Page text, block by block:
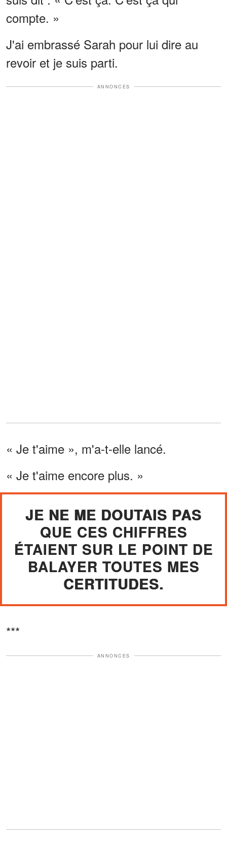
compte. »
J'ai embrassé Sarah pour lui dire au
revoir et je suis parti.
ANNONCES
« Je t'aime », m'a-t-elle lancé.
« Je t'aime encore plus. »
JE NE ME DOUTAIS PAS
QUE CES CHIFFRES
ÉTAIENT SUR LE POINT DE
BALAYER TOUTES MES
CERTITUDES.
***
ANNONCES